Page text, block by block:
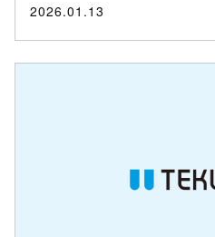
2026.01.13